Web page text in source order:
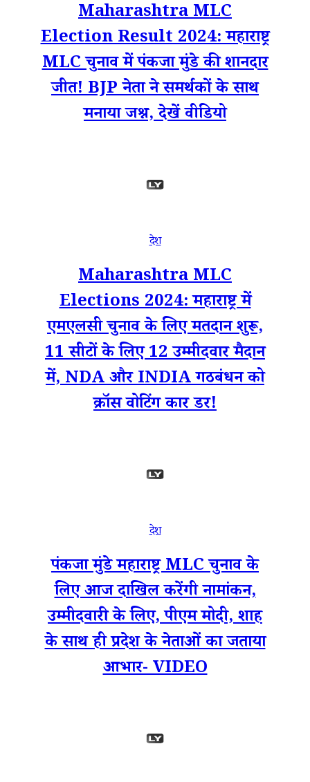
Maharashtra MLC
Election Result 2024: महाराष्ट्र
MLC चुनाव में पंकजा मुंडे की शानदार
जीत! BJP नेता ने समर्थकों के साथ
मनाया जश्न, देखें वीडियो
देश
Maharashtra MLC
Elections 2024: महाराष्ट्र में
एमएलसी चुनाव के लिए मतदान शुरू,
11 सीटों के लिए 12 उम्मीदवार मैदान
में, NDA और INDIA गठबंधन को
क्रॉस वोटिंग कार डर!
देश
पंकजा मुंडे महाराष्ट्र MLC चुनाव के
लिए आज दाखिल करेंगी नामांकन,
उम्मीदवारी के लिए, पीएम मोदी, शाह
के साथ ही प्रदेश के नेताओं का जताया
आभार- VIDEO